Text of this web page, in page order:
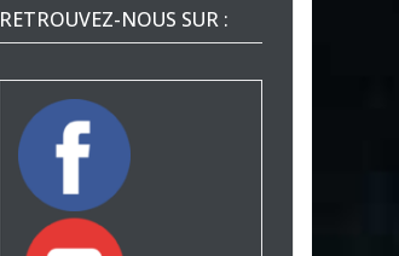
RETROUVEZ-NOUS SUR :